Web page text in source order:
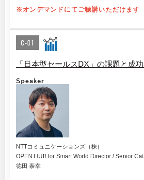
※オンデマンドにてご聴講いただけます
C-01
「日本型セールスDX」の課題と成
Speaker
NTTコミュニケーションズ（株）
OPEN HUB for Smart World Director / Senior
徳田 泰幸